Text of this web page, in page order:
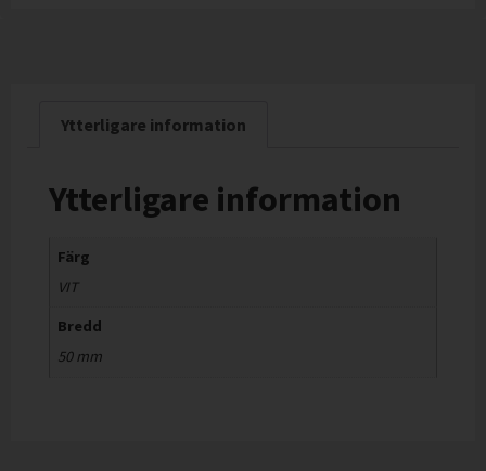
Ytterligare information
Ytterligare information
Färg
VIT
Bredd
50 mm